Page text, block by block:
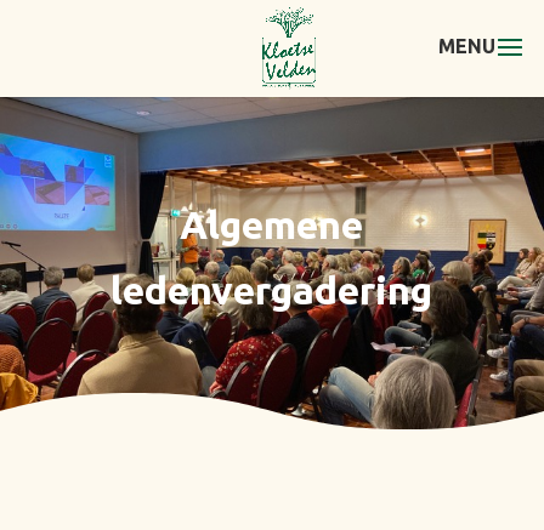
Algemene
ledenvergadering